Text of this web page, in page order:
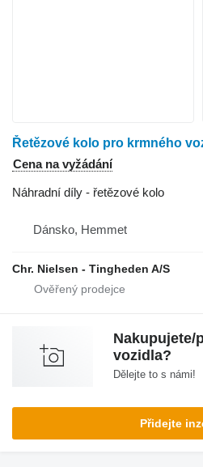
Řetězové kolo pro krmného
Cena na vyžádání
Náhradní díly - řetězové kolo
Dánsko, Hemmet
Chr. Nielsen - Tingheden A/S
Nakupujete/
vozidla?
Dělejte to s námi!
Přidejte